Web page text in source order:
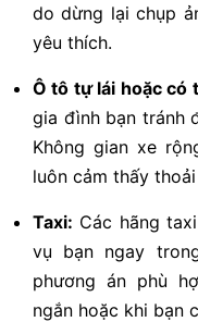
do dừng lại chụp
yêu thích.
Ô tô tự lái hoặc có
gia đình bạn tránh
Không gian xe
luôn cảm thấy
Taxi: Các hãng
vụ bạn ngay
phương án phù
ngắn hoặc khi bạn